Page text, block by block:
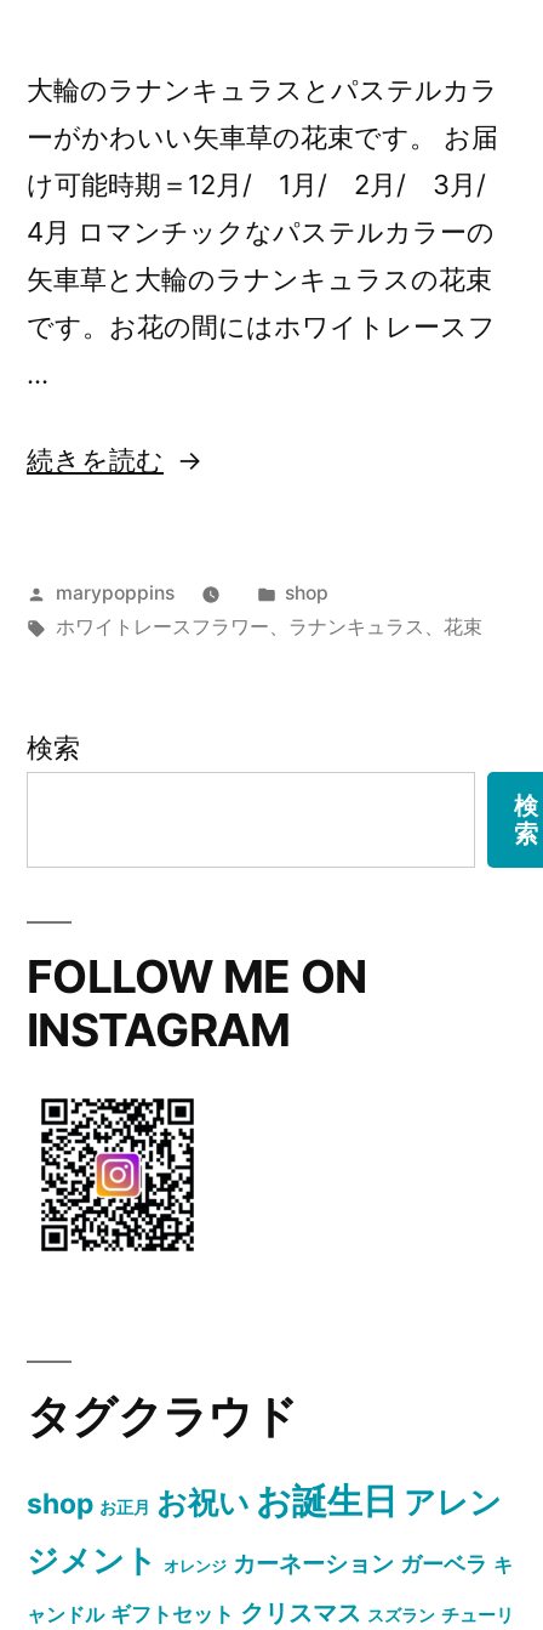
大輪のラナンキュラスとパステルカラ
ーがかわいい矢車草の花束です。 お届
け可能時期＝12月/ 1月/ 2月/ 3月/
4月 ロマンチックなパステルカラーの
矢車草と大輪のラナンキュラスの花束
です。お花の間にはホワイトレースフ
…
“ラ
キ
ュ
ス
草
の
花
の
続きを読む
投
稿
marypoppins
カ
テ
shop
タ
ホワイトレースフラワー、 ラナンキュラス 、 花束
検索
検
索
FOLLOW ME ON
INSTAGRAM
タグクラウド
shop お正月 お祝い お誕生日 アレン
ジメント
オレンジ カーネーション ガーベラ キ
ャンドル ギフトセット クリスマス スズラン チューリ